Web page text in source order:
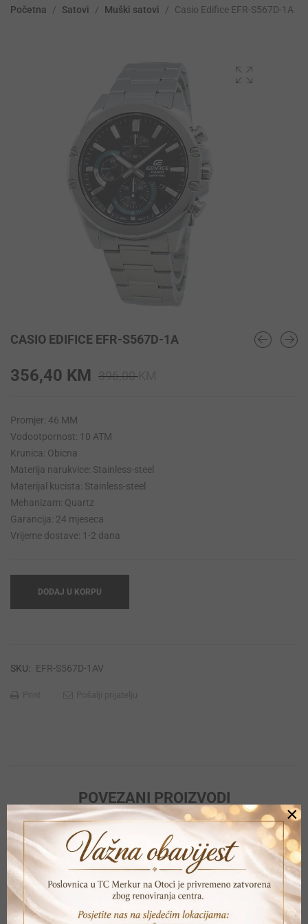
Početna / Satovi / Muški satovi / Casio Edifice EFR-S567D-1A
CASIO EDIFICE EFR-S567D-1A
396,00
356,40 KM
Promjer: 46 MM
Vodootpornost: 10 ATM
Krunica: Obicna
Materija narukvice: Stainless-steel
Materijal kucista: Stainless-steel
Mehanizam: Quartz
Garancija: 24 mjeseca
Vrijeme dostave: 1-2 dana
DODAJ U KORPU
SKU: EFR-S567D-1AV
POVEZANI PROIZVODI
×